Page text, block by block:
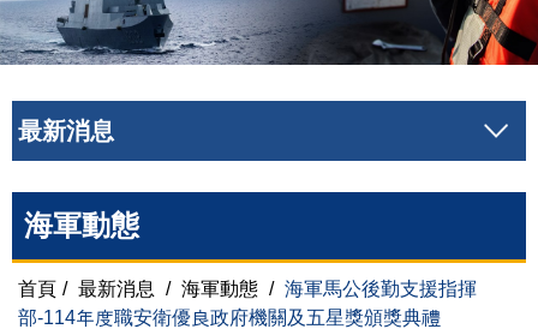
最新消息
海軍動態
首頁 / 最新消息 / 海軍動態 / 海軍馬公後勤支援指揮
部-114年度職安衛優良政府機關及五星獎頒獎典禮